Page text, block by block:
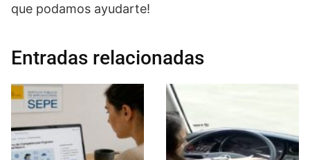
que podamos ayudarte!
Entradas relacionadas